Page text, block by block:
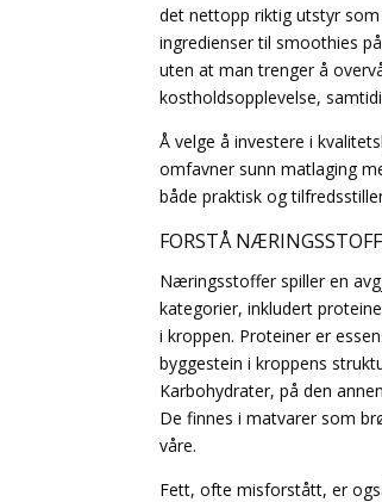
det nettopp riktig utstyr
ingredienser til smoothies
uten at man trenger å
kostholdsopplevelse,
Å velge å investere i
omfavner sunn matlaging
både praktisk og
FORSTÅ
Næringsstoffer spiller en
kategorier, inkludert
i kroppen. Proteiner er
byggestein i kroppens
Karbohydrater, på den
De finnes i matvarer som
våre.
Fett, ofte misforstått, er